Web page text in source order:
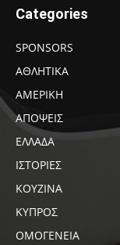
Categories
SPONSORS
ΑΘΛΗΤΙΚΑ
ΑΜΕΡΙΚΗ
ΑΠΟΨΕΙΣ
ΕΛΛΑΔΑ
ΙΣΤΟΡΙΕΣ
ΚΟΥΖΙΝΑ
ΚΥΠΡΟΣ
ΟΜΟΓΕΝΕΙΑ